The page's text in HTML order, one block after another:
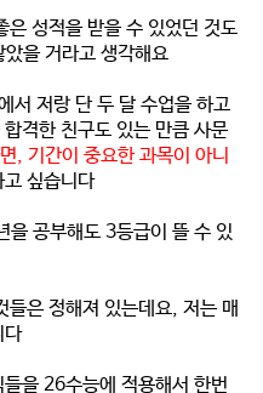
은 성적을 받을 수 있었던 것도
을 거라고 생각해요
서 저랑 단 두 달 수업을 하고
격한 친구도 있는 만큼 사문
, 기간이 중요한 과목이 아니
싶습니다
을 공부해도 3등급이 뜰 수 있
들은 정해져 있는데요, 저는 매
다
을 26수능에 적용해서 한번